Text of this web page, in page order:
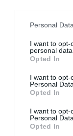
Personal
I want to opt-
personal data.
Opted In
I want to opt-
Personal Data.
Opted In
I want to opt-
Personal
Opted In
3 ΣΕΙΡΕΣ - ΤΑΙΝΙΕΣ
Το λάθος στο